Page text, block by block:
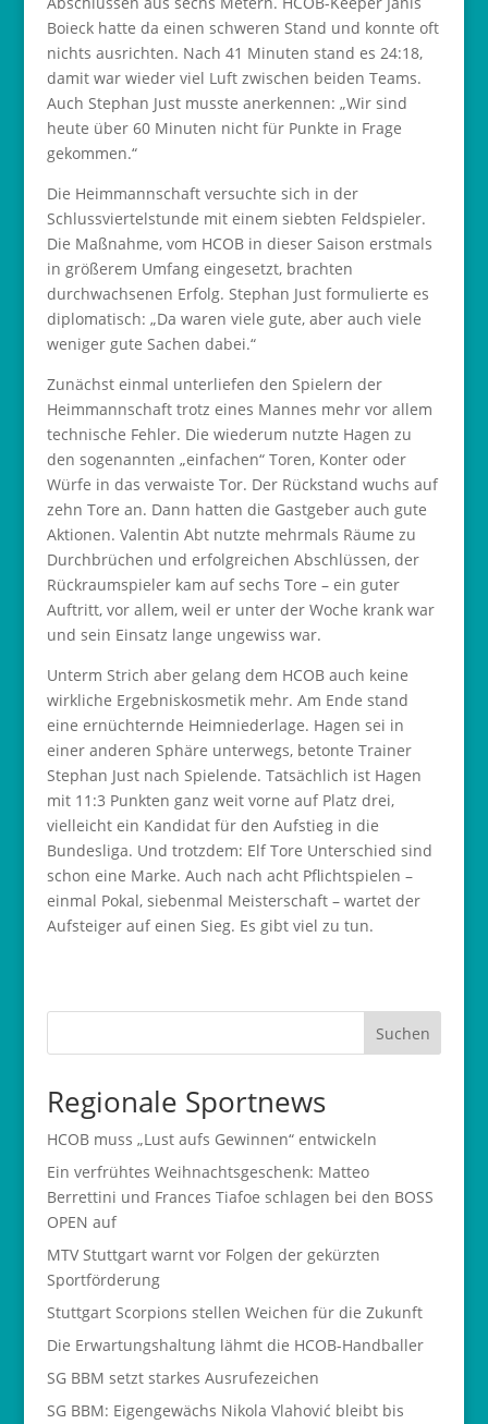
Boieck hatte da einen schweren Stand und konnte oft
nichts ausrichten. Nach 41 Minuten stand es 24:18,
damit war wieder viel Luft zwischen beiden Teams.
Auch Stephan Just musste anerkennen: „Wir sind
heute über 60 Minuten nicht für Punkte in Frage
gekommen.“
Die Heimmannschaft versuchte sich in der
Schlussviertelstunde mit einem siebten Feldspieler.
Die Maßnahme, vom HCOB in dieser Saison erstmals
in größerem Umfang eingesetzt, brachten
durchwachsenen Erfolg. Stephan Just formulierte es
diplomatisch: „Da waren viele gute, aber auch viele
weniger gute Sachen dabei.“
Zunächst einmal unterliefen den Spielern der
Heimmannschaft trotz eines Mannes mehr vor allem
technische Fehler. Die wiederum nutzte Hagen zu
den sogenannten „einfachen“ Toren, Konter oder
Würfe in das verwaiste Tor. Der Rückstand wuchs auf
zehn Tore an. Dann hatten die Gastgeber auch gute
Aktionen. Valentin Abt nutzte mehrmals Räume zu
Durchbrüchen und erfolgreichen Abschlüssen, der
Rückraumspieler kam auf sechs Tore – ein guter
Auftritt, vor allem, weil er unter der Woche krank war
und sein Einsatz lange ungewiss war.
Unterm Strich aber gelang dem HCOB auch keine
wirkliche Ergebniskosmetik mehr. Am Ende stand
eine ernüchternde Heimniederlage. Hagen sei in
einer anderen Sphäre unterwegs, betonte Trainer
Stephan Just nach Spielende. Tatsächlich ist Hagen
mit 11:3 Punkten ganz weit vorne auf Platz drei,
vielleicht ein Kandidat für den Aufstieg in die
Bundesliga. Und trotzdem: Elf Tore Unterschied sind
schon eine Marke. Auch nach acht Pflichtspielen –
einmal Pokal, siebenmal Meisterschaft – wartet der
Aufsteiger auf einen Sieg. Es gibt viel zu tun.
Suchen
Regionale Sportnews
HCOB muss „Lust aufs Gewinnen“ entwickeln
Ein verfrühtes Weihnachtsgeschenk: Matteo
Berrettini und Frances Tiafoe schlagen bei den BOSS
OPEN auf
MTV Stuttgart warnt vor Folgen der gekürzten
Sportförderung
Stuttgart Scorpions stellen Weichen für die Zukunft
Die Erwartungshaltung lähmt die HCOB-Handballer
SG BBM setzt starkes Ausrufezeichen
SG BBM: Eigengewächs Nikola Vlahović bleibt bis